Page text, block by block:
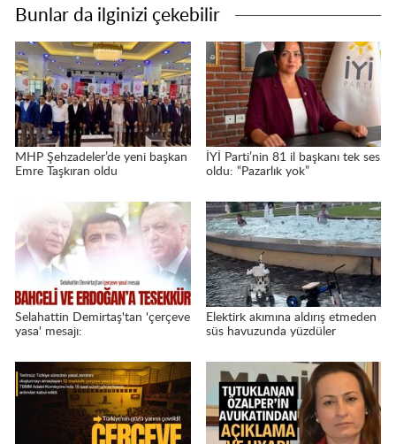
Bunlar da ilginizi çekebilir
MHP Şehzadeler’de yeni başkan
Emre Taşkıran oldu
İYİ Parti’nin 81 il başkanı tek ses
oldu: “Pazarlık yok”
Selahattin Demirtaş'tan 'çerçeve
yasa' mesajı:
Elektirk akımına aldırış etmeden
süs havuzunda yüzdüler